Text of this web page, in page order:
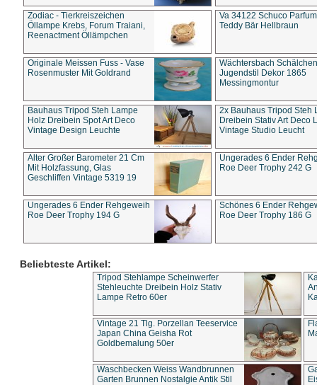
Zodiac - Tierkreiszeichen
Öllampe Krebs, Forum Traiani,
Reenactment Öllämpchen
Va 34122 Schuco
Teddy Bär Hellbraun
Originale Meissen Fuss - Vase
Rosenmuster Mit Goldrand
Wächtersbach Schälchen
Jugendstil Dekor 1865
Messingmontur
Bauhaus Tripod Steh Lampe
Holz Dreibein Spot Art Deco
Vintage Design Leuchte
2x Bauhaus Tripod Steh
Dreibein Stativ Art Deco
Vintage Studio Leucht
Alter Großer Barometer 21 Cm
Mit Holzfassung, Glas
Geschliffen Vintage 5319 19
Ungerades 6 Ender
Roe Deer Trophy 242 G
Ungerades 6 Ender Rehgeweih
Roe Deer Trophy 194 G
Schönes 6 Ender
Roe Deer Trophy 186 G
Beliebteste Artikel:
Tripod Stehlampe Scheinwerfer
Stehleuchte Dreibein Holz Stativ
Lampe Retro 60er
Vintage 21 Tlg. Porzellan Teeservice
Japan China Geisha Rot
Goldbemalung 50er
Waschbecken Weiss Wandbrunnen
Garten Brunnen Nostalgie Antik Stil